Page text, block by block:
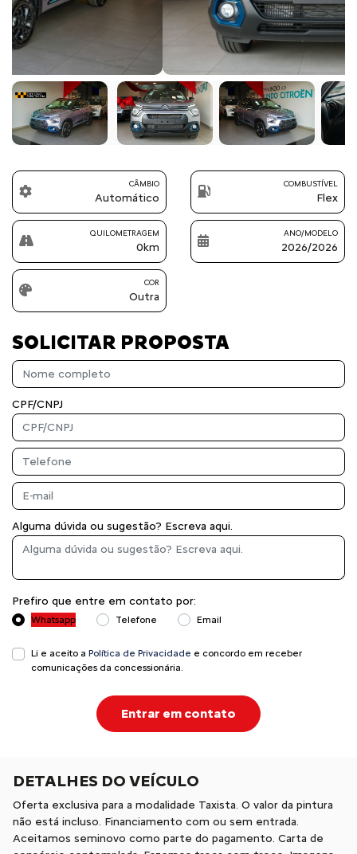
CÂMBIO
Automático
COMBUSTÍVEL
Flex
QUILOMETRAGEM
0km
ANO/MODELO
2026/2026
COR
Outra
SOLICITAR PROPOSTA
CPF/CNPJ
Alguma dúvida ou sugestão? Escreva aqui.
Prefiro que entre em contato por:
Whatsapp Telefone Email
Li e aceito a Política de Privacidade e concordo em receber
comunicações da concessionária.
Entrar em contato
DETALHES DO VEÍCULO
Oferta exclusiva para a modalidade Taxista. O valor da pintura
não está incluso. Financiamento com ou sem entrada.
Aceitamos seminovo como parte do pagamento. Carta de